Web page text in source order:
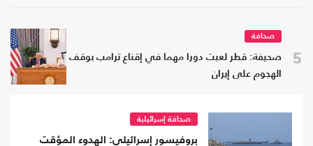
5
صحافة
صحيفة: قطر لعبت دورا مهما في إقناع ترامب بوقف
الهجوم على إيران
صحافة إسرائيلية
بروفيسور إسرائيلي: الهدوء المؤقت